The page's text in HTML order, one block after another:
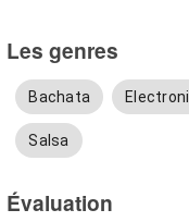
Les genres
Bachata
Salsa
Évaluation